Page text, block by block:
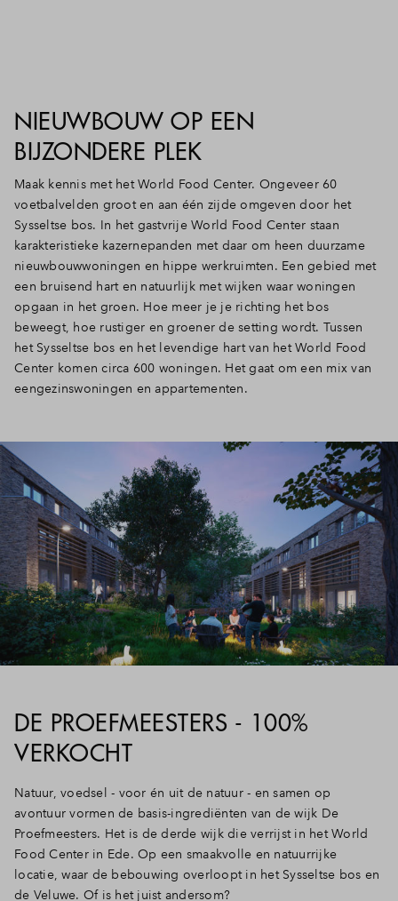
NIEUWBOUW OP EEN
BIJZONDERE PLEK
Maak kennis met het World Food Center. Ongeveer 60
voetbalvelden groot en aan één zijde omgeven door het
Sysseltse bos. In het gastvrije World Food Center staan
karakteristieke kazernepanden met daar om heen duurzame
nieuwbouwwoningen en hippe werkruimten. Een gebied met
een bruisend hart en natuurlijk met wijken waar woningen
opgaan in het groen. Hoe meer je je richting het bos
beweegt, hoe rustiger en groener de setting wordt. Tussen
het Sysseltse bos en het levendige hart van het World Food
Center komen circa 600 woningen. Het gaat om een mix van
eengezinswoningen en appartementen.
DE PROEFMEESTERS - 100%
VERKOCHT
Natuur, voedsel - voor én uit de natuur - en samen op
avontuur vormen de basis-ingrediënten van de wijk De
Proefmeesters. Het is de derde wijk die verrijst in het World
Food Center in Ede. Op een smaakvolle en natuurrijke
locatie, waar de bebouwing overloopt in het Sysseltse bos en
de Veluwe. Of is het juist andersom?